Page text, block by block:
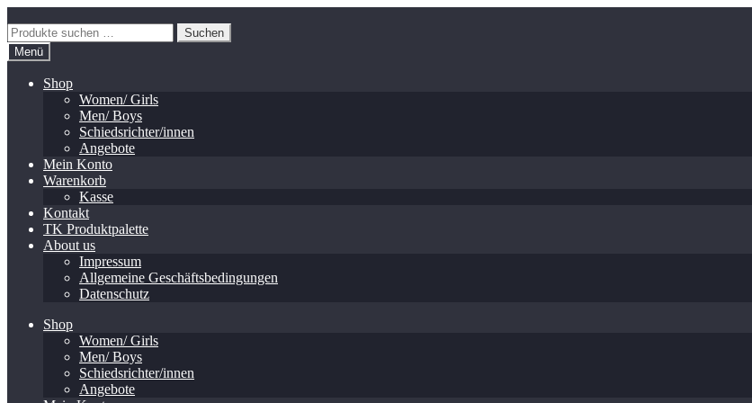
Navigation
springen
Inhalt
springen
Suchen
nach:
Suchen
Menü
Shop
Women/ Girls
Men/ Boys
Schiedsrichter/innen
Angebote
Mein Konto
Warenkorb
Kasse
Kontakt
TK Produktpalette
About us
Impressum
Allgemeine Geschäftsbedingungen
Datenschutz
Shop
Women/ Girls
Men/ Boys
Schiedsrichter/innen
Angebote